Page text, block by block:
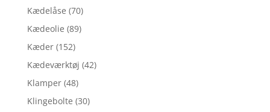
Kædelåse (70)
Kædeolie (89)
Kæder (152)
Kædeværktøj (42)
Klamper (48)
Klingebolte (30)